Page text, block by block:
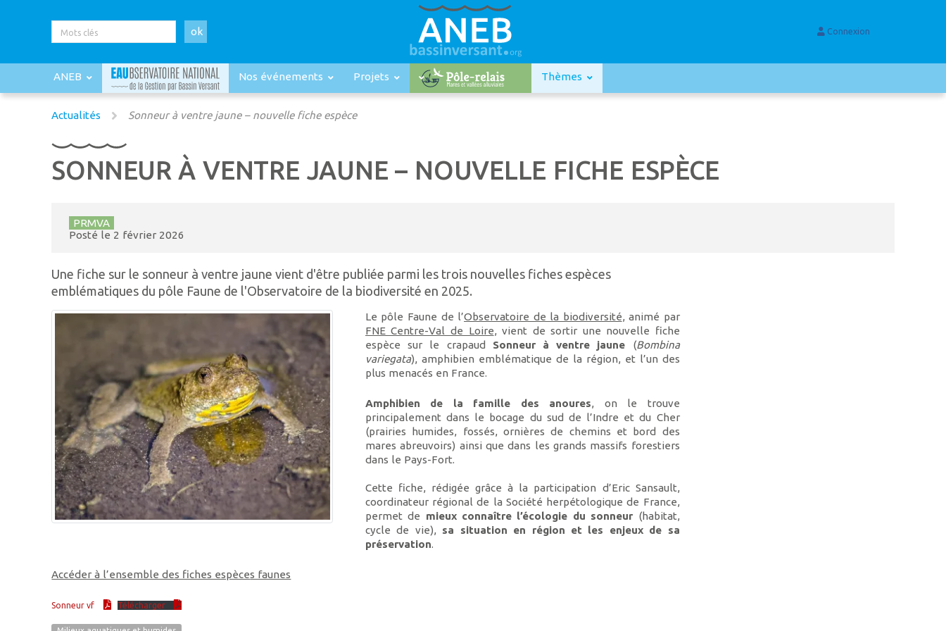
ok Connexion
ANEB Nos événements Projets Thèmes
Actualités Sonneur à ventre jaune – nouvelle fiche espèce
SONNEUR À VENTRE JAUNE – NOUVELLE FICHE ESPÈCE
PRMVA
Posté le 2 février 2026
Une fiche sur le sonneur à ventre jaune vient d'être publiée parmi les trois nouvelles fiches espèces
emblématiques du pôle Faune de l'Observatoire de la biodiversité en 2025.
Le pôle Faune de l’Observatoire de la biodiversité, animé par
FNE Centre-Val de Loire, vient de sortir une nouvelle fiche
espèce sur le crapaud Sonneur à ventre jaune (Bombina
variegata), amphibien emblématique de la région, et l’un des
plus menacés en France.
Amphibien de la famille des anoures, on le trouve
principalement dans le bocage du sud de l’Indre et du Cher
(prairies humides, fossés, ornières de chemins et bord des
mares abreuvoirs) ainsi que dans les grands massifs forestiers
dans le Pays-Fort.
Cette fiche, rédigée grâce à la participation d’Eric Sansault,
coordinateur régional de la Société herpétologique de France,
permet de mieux connaître l’écologie du sonneur (habitat,
cycle de vie), sa situation en région et les enjeux de sa
préservation.
Accéder à l’ensemble des fiches espèces faunes
Sonneur vf Télécharger